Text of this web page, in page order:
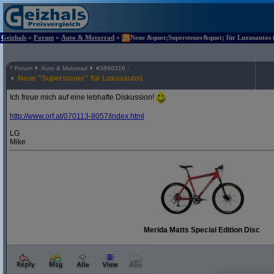
Geizhals » Forum » Auto & Motorrad » Neue &quot;Supersteuer&quot; für Luxusautos
^ Forum Auto & Motorrad #3898316
Neue "Supersteuer" für Luxusautos
Ich freue mich auf eine lebhafte Diskussion!
http://www.orf.at/070113-8057/index.html
LG
Mike
Merida Matts Special Edition Disc